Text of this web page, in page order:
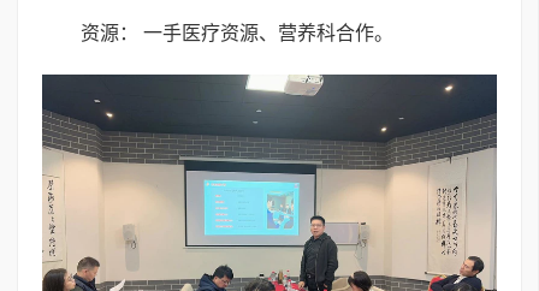
资源： 一手医疗资源、营养科合作。